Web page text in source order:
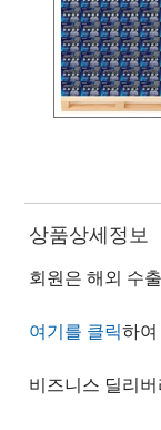
상품상세정보
회원은 해외 수
여기를 클릭하
비즈니스 딜리